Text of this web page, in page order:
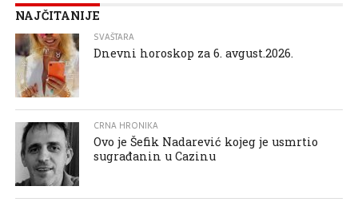
NAJČITANIJE
SVAŠTARA
Dnevni horoskop za 6. avgust.2026.
CRNA HRONIKA
Ovo je Šefik Nadarević kojeg je usmrtio
sugrađanin u Cazinu